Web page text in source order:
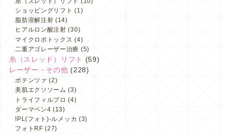
ショッピングリフト (1)
脂肪溶解注射 (14)
ヒアルロン酸注射 (30)
マイクロボトックス (4)
二重アゴレーザー治療 (5)
糸（スレッド）リフト
(59)
レーザー・その他 (228)
ポテンツァ (2)
美肌エクソソーム (3)
トライフィルプロ (4)
ダーマペン4 (13)
IPL(フォト)-ルメッカ (3)
フォトRF (27)